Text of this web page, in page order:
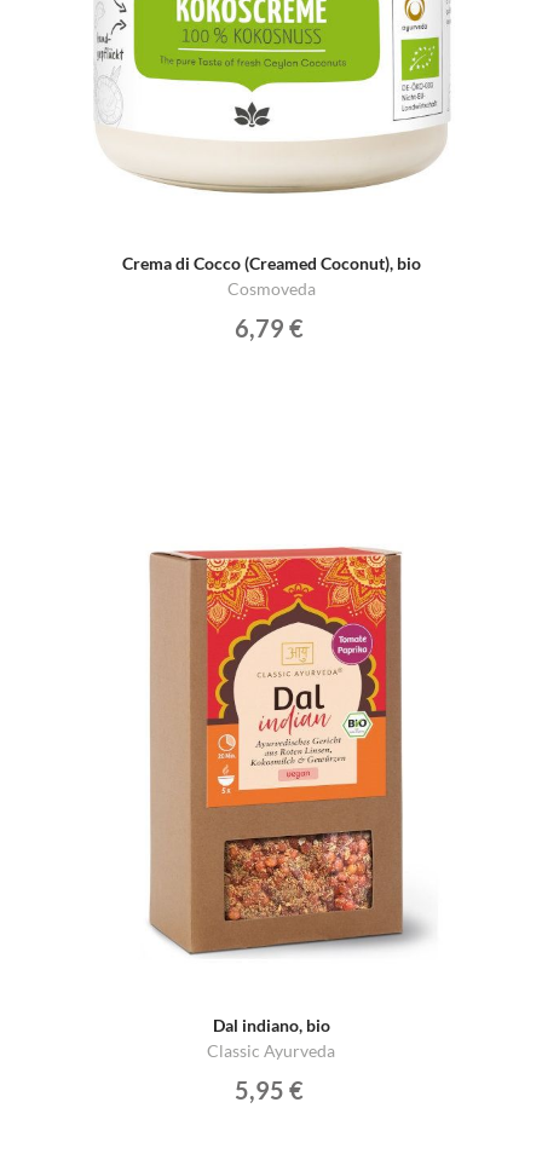
Crema di Cocco (Creamed Coconut), bio
Cosmoveda
6,79 €
Dal indiano, bio
Classic Ayurveda
5,95 €